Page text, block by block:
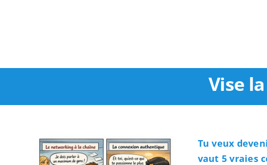
Vise
Tu veux
vaut 5 vraies